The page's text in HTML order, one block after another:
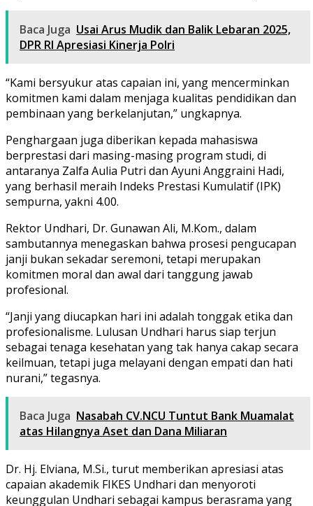
Baca Juga Usai Arus Mudik dan Balik Lebaran 2025,
DPR RI Apresiasi Kinerja Polri
“Kami bersyukur atas capaian ini, yang mencerminkan
komitmen kami dalam menjaga kualitas pendidikan dan
pembinaan yang berkelanjutan,” ungkapnya.
Penghargaan juga diberikan kepada mahasiswa
berprestasi dari masing-masing program studi, di
antaranya Zalfa Aulia Putri dan Ayuni Anggraini Hadi,
yang berhasil meraih Indeks Prestasi Kumulatif (IPK)
sempurna, yakni 4.00.
Rektor Undhari, Dr. Gunawan Ali, M.Kom., dalam
sambutannya menegaskan bahwa prosesi pengucapan
janji bukan sekadar seremoni, tetapi merupakan
komitmen moral dan awal dari tanggung jawab
profesional.
“Janji yang diucapkan hari ini adalah tonggak etika dan
profesionalisme. Lulusan Undhari harus siap terjun
sebagai tenaga kesehatan yang tak hanya cakap secara
keilmuan, tetapi juga melayani dengan empati dan hati
nurani,” tegasnya.
Baca Juga Nasabah CV.NCU Tuntut Bank Muamalat
atas Hilangnya Aset dan Dana Miliaran
Dr. Hj. Elviana, M.Si., turut memberikan apresiasi atas
capaian akademik FIKES Undhari dan menyoroti
keunggulan Undhari sebagai kampus berasrama yang